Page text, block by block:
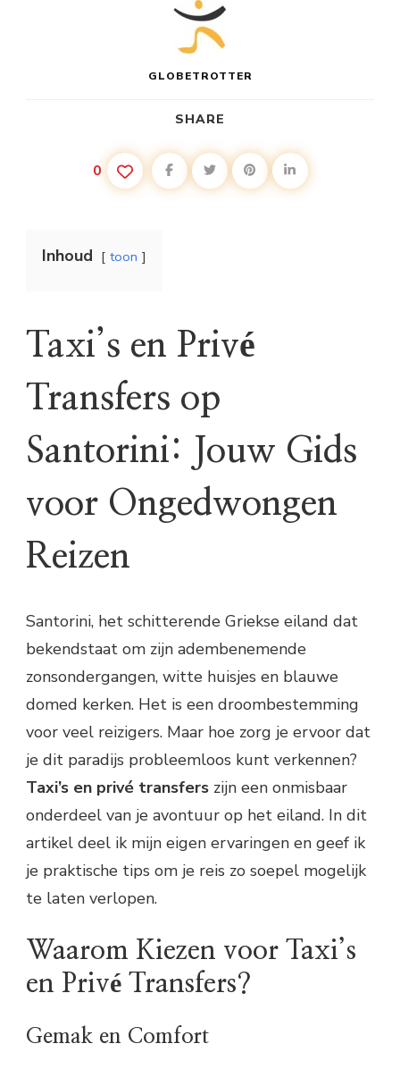
GLOBETROTTER
SHARE
0
Inhoud toon
Taxi’s en Privé
Transfers op
Santorini: Jouw Gids
voor Ongedwongen
Reizen
Santorini, het schitterende Griekse eiland dat
bekendstaat om zijn adembenemende
zonsondergangen, witte huisjes en blauwe
domed kerken. Het is een droombestemming
voor veel reizigers. Maar hoe zorg je ervoor dat
je dit paradijs probleemloos kunt verkennen?
Taxi’s en privé transfers zijn een onmisbaar
onderdeel van je avontuur op het eiland. In dit
artikel deel ik mijn eigen ervaringen en geef ik
je praktische tips om je reis zo soepel mogelijk
te laten verlopen.
Waarom Kiezen voor Taxi’s
en Privé Transfers?
Gemak en Comfort